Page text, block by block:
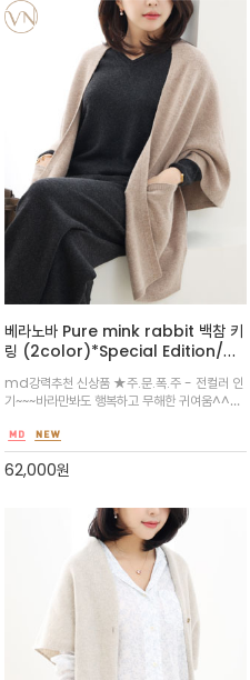
베라노바 Pure mink rabbit 백참 키
링 (2color)*Special Edition/핸
디테일이 사랑스러움을 더합니다
md강력추천 신상품 ★주.문.폭.주 - 전컬러 인
기~~~바라만봐도 행복하고 무해한 귀여움^^포
분의 진주 목걸이 디테일 또한 섬세한 매력/가방,
파우치, 열쇠 등에 걸어 트렌디한 포인트 액세서
리로 활용
62,000원